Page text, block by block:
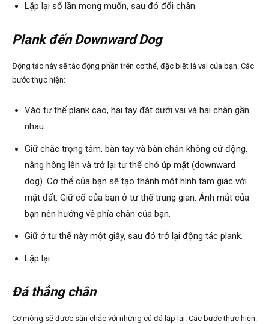
Lặp lại số lần mong muốn, sau đó đổi chân.
Plankđến Downward Dog
Động tác này sẽ tác động phần trên cơ thể, đặc biệt là vai của bạn. Các
bước thực hiện:
Vào tư thế plank cao, hai tay đặt dưới vai và hai chân gần
nhau.
Giữ chắc trọng tâm, bàn tay và bàn chân không cử động,
nâng hông lên và trở lại tư thế chó úp mặt (downward
dog). Cơ thể của bạn sẽ tạo thành một hình tam giác với
mặt đất. Giữ cổ của bạn ở tư thế trung gian. Ánh mắt của
bạn nên hướng về phía chân của bạn.
Giữ ở tư thế này một giây, sau đó trở lại động tác plank.
Lặp lại.
Đá thẳng chân
Cơ mông sẽ được săn chắc với những cú đá lặp lại. Các bước thực hiện: